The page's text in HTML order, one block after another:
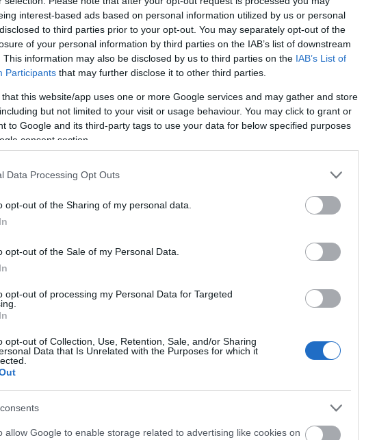
interest-based ads based on personal information utilized by us or personal
to third parties prior to your opt-out. You may separately opt-out of the
of your personal information by third parties on the IAB’s list of downstream
This information may also be disclosed by us to third parties on the IAB’s List of
Participants that may further disclose it to other third parties.
that this website/app uses one or more Google services and may gather and store
but not limited to your visit or usage behaviour. You may click to grant or
to Google and its third-party tags to use your data for below specified purposes
consent section.
Data Processing Opt Outs
opt-out of the Sharing of my personal data.
opt-out of the Sale of my Personal Data.
opt-out of processing my Personal Data for Targeted
opt-out of Collection, Use, Retention, Sale, and/or Sharing
Data that Is Unrelated with the Purposes for which it
allow Google to enable storage related to advertising like cookies on
- Bartók Kamaraszínház
humorral és mai szöveggel várja mindazokat, akik
csak a színpadon történhet meg. Molière versben írt
írt új szövege hozza még közelebb napjainkhoz.